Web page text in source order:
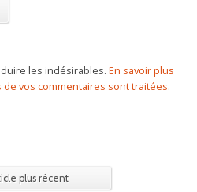
les indésirables. En savoir plus
vos commentaires sont traitées.
plus récent